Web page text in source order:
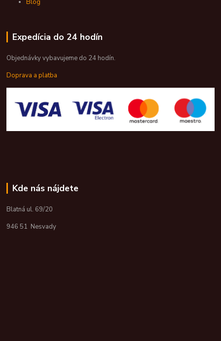
Blog
Expedícia do 24 hodín
Objednávky vybavujeme do 24 hodín.
Doprava a platba
Kde nás nájdete
Blatná ul. 69/20
946 51 Nesvady